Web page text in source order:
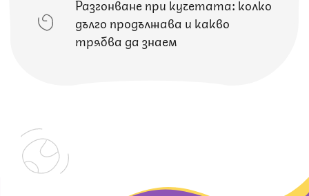
Разгонване при кучетата: колко
дълго продължава и какво
трябва да знаем